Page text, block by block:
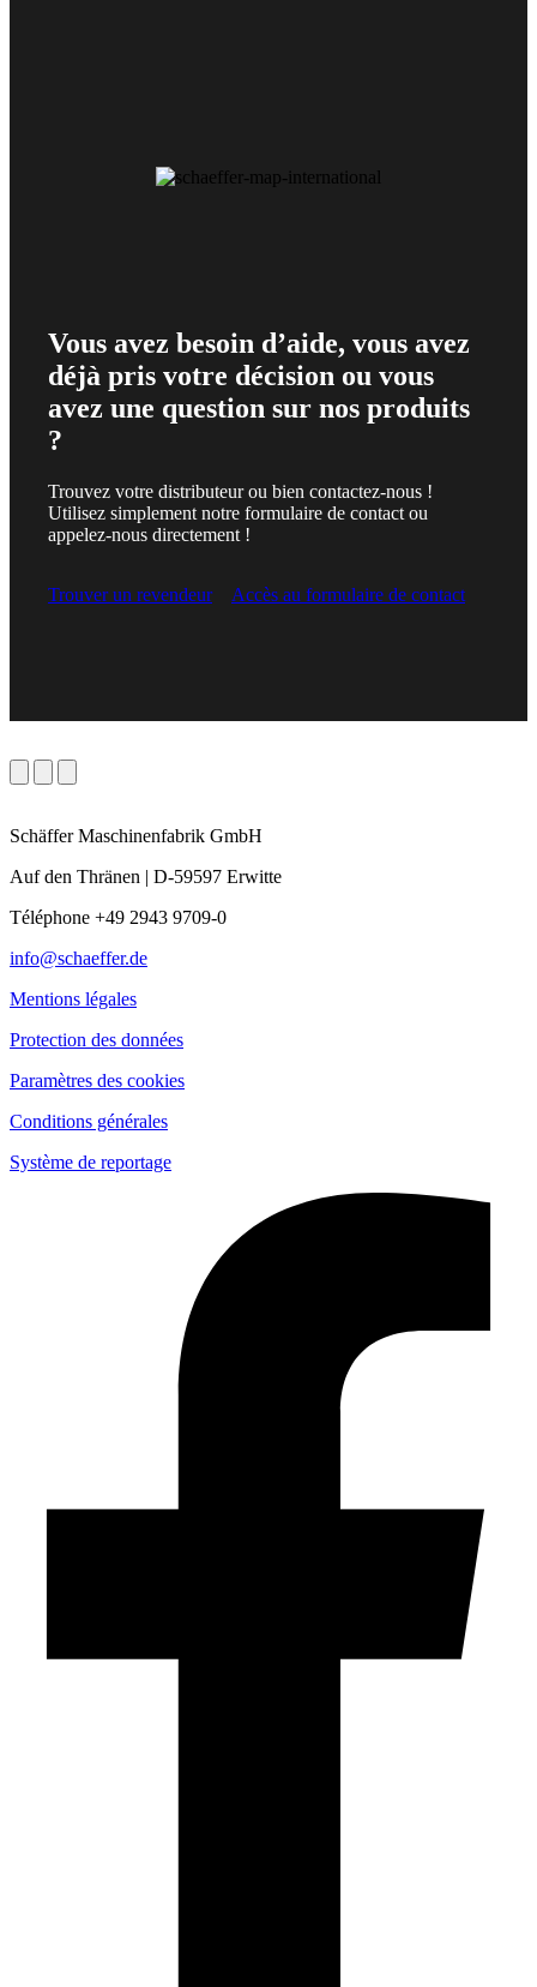
Vous avez besoin d’aide, vous avez
déjà pris votre décision ou vous
avez une question sur nos produits
?
Trouvez votre distributeur ou bien contactez-nous !
Utilisez simplement notre formulaire de contact ou
appelez-nous directement !
Trouver un revendeur Accès au formulaire de contact
Schäffer Maschinenfabrik GmbH
Auf den Thränen | D-59597 Erwitte
Téléphone +49 2943 9709-0
info@schaeffer.de
Mentions légales
Protection des données
Paramètres des cookies
Conditions générales
Système de reportage